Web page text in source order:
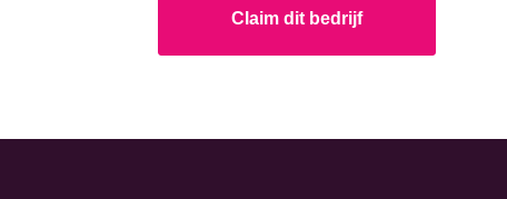
Claim dit bedrijf